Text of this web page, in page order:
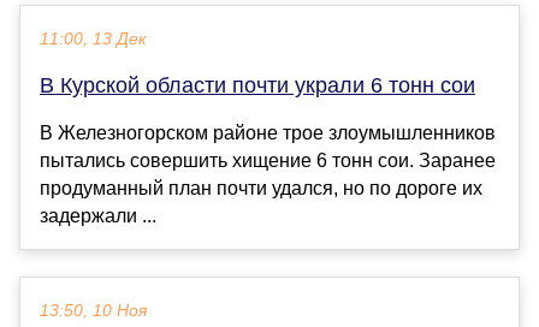
11:00, 13 Дек
В Курской области почти украли 6 тонн сои
В Железногорском районе трое злоумышленников
пытались совершить хищение 6 тонн сои. Заранее
продуманный план почти удался, но по дороге их
задержали ...
13:50, 10 Ноя